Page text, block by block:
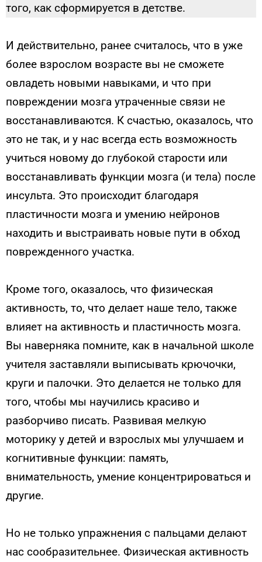
того, как сформируется в детстве.
И действительно, ранее считалось, что в уже
более взрослом возрасте вы не сможете
овладеть новыми навыками, и что при
повреждении мозга утраченные связи не
восстанавливаются. К счастью, оказалось, что
это не так, и у нас всегда есть возможность
учиться новому до глубокой старости или
восстанавливать функции мозга (и тела) после
инсульта. Это происходит благодаря
пластичности мозга и умению нейронов
находить и выстраивать новые пути в обход
поврежденного участка.
Кроме того, оказалось, что физическая
активность, то, что делает наше тело, также
влияет на активность и пластичность мозга.
Вы наверняка помните, как в начальной школе
учителя заставляли выписывать крючочки,
круги и палочки. Это делается не только для
того, чтобы мы научились красиво и
разборчиво писать. Развивая мелкую
моторику у детей и взрослых мы улучшаем и
когнитивные функции: память,
внимательность, умение концентрироваться и
другие.
Но не только упражнения с пальцами делают
нас сообразительнее. Физическая активность